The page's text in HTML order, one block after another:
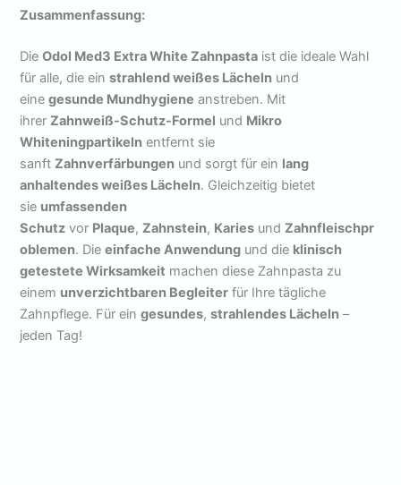
Zusammenfassung:
DieOdol Med3 Extra White Zahnpasta ist die ideale Wahl
für alle, die einstrahlend weißes Lächeln und
einegesunde Mundhygiene anstreben. Mit
ihrerZahnweiß-Schutz-Formel und Mikro
Whiteningpartikeln entfernt sie
sanftZahnverfärbungen und sorgt für ein lang
anhaltendes weißes Lächeln. Gleichzeitig bietet
sie umfassenden
Schutz vor Plaque,Zahnstein, Karies undZahnfleischpr
oblemen. Dieeinfache Anwendung und die klinisch
getestete Wirksamkeit machen diese Zahnpasta zu
einem unverzichtbaren Begleiter für Ihre tägliche
Zahnpflege. Für eingesundes,strahlendes Lächeln –
jeden Tag!